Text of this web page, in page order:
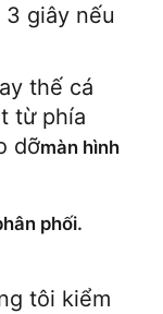
giây nếu
thế cá
từ phía
dỡmàn hình
phối.
tôi kiểm